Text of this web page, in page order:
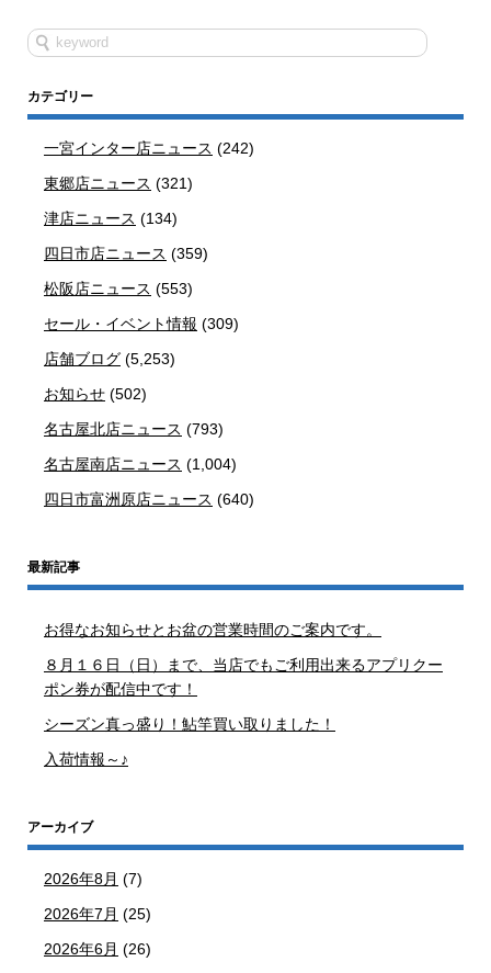
カテゴリー
一宮インター店ニュース (242)
東郷店ニュース (321)
津店ニュース (134)
四日市店ニュース (359)
松阪店ニュース (553)
セール・イベント情報 (309)
店舗ブログ (5,253)
お知らせ (502)
名古屋北店ニュース (793)
名古屋南店ニュース (1,004)
四日市富洲原店ニュース (640)
最新記事
お得なお知らせとお盆の営業時間のご案内です。
８月１６日（日）まで、当店でもご利用出来るアプリクー
ポン券が配信中です！
シーズン真っ盛り！鮎竿買い取りました！
入荷情報～♪
アーカイブ
2026年8月 (7)
2026年7月 (25)
2026年6月 (26)